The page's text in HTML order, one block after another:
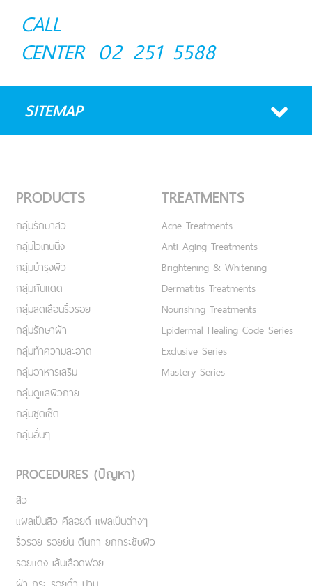
CALL
CENTER 02 251 5588
SITEMAP
PRODUCTS
กลุ่มรักษาสิว
กลุ่มไวเทนนิ่ง
กลุ่มบำรุงผิว
กลุ่มกันแดด
กลุ่มลดเลือนริ้วรอย
กลุ่มรักษาฝ้า
กลุ่มทำความสะอาด
กลุ่มอาหารเสริม
กลุ่มดูแลผิวกาย
กลุ่มชุดเซ็ต
กลุ่มอื่นๆ
TREATMENTS
Acne Treatments
Anti Aging Treatments
Brightening & Whitening
Dermatitis Treatments
Nourishing Treatments
Epidermal Healing Code Series
Exclusive Series
Mastery Series
PROCEDURES (ปัญหา)
สิว
แผลเป็นสิว คีลอยด์ แผลเป็นต่างๆ
ริ้วรอย รอยย่น ตีนกา ยกกระชับผิว
รอยแดง เส้นเลือดฟอย